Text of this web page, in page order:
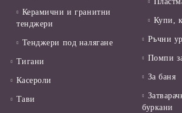
Керамични и гранитни
тенджери
Тенджери под налягане
Тигани
Касероли
Тави
Купи,
Ръчни
Помпи
За баня
буркани